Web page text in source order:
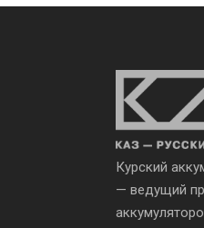
Курский
— ведущий